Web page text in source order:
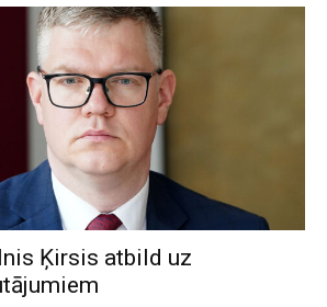
Ķirsis atbild uz